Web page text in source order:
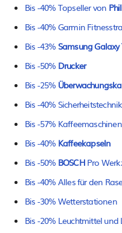
Bis -40% Topseller von
Bis -40% Garmin
Bis -43% Samsung
Bis -50% Drucker
Bis -25%
Bis -40% Sicherheitstechnik
Bis -57% Kaffeemaschinen
Bis -40% Kaffeekapseln
Bis -50% BOSCHPro
Bis -40% Alles für den
Bis -30% Wetterstationen
Bis -20% Leuchtmittel und